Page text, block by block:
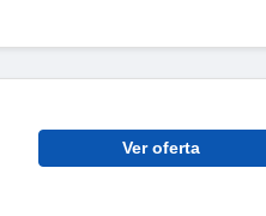
Ver oferta